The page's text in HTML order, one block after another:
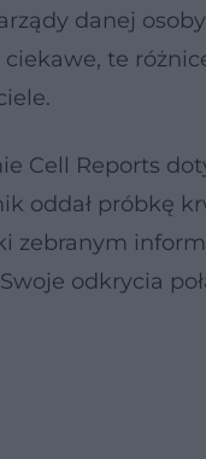
danej
te
Cell Reports
oddał próbkę
zebranym
odkrycia